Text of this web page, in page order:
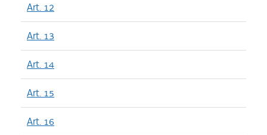
Art. 12
Art. 13
Art. 14
Art. 15
Art. 16